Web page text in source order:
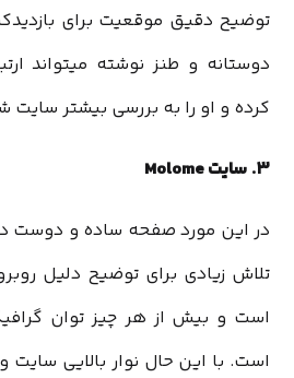
توضیح دقیق موقعیت برای
دوستانه و طنز نوشته میتواند
کرده و او را به بررسی بیشتر سایت
۳. سایت Molome
در این مورد صفحه ساده و دوست
است و بیش از هر چیز توان
است. با این حال نوار بالایی سایت